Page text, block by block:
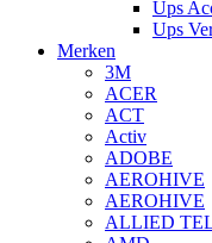
Ups
Ups
Merken
3M
ACER
ACT
Activ
ADOBE
AEROHIVE
AEROHIVE
ALLIED